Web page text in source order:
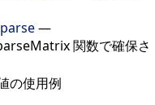
—
関数で確保さ
の使用例